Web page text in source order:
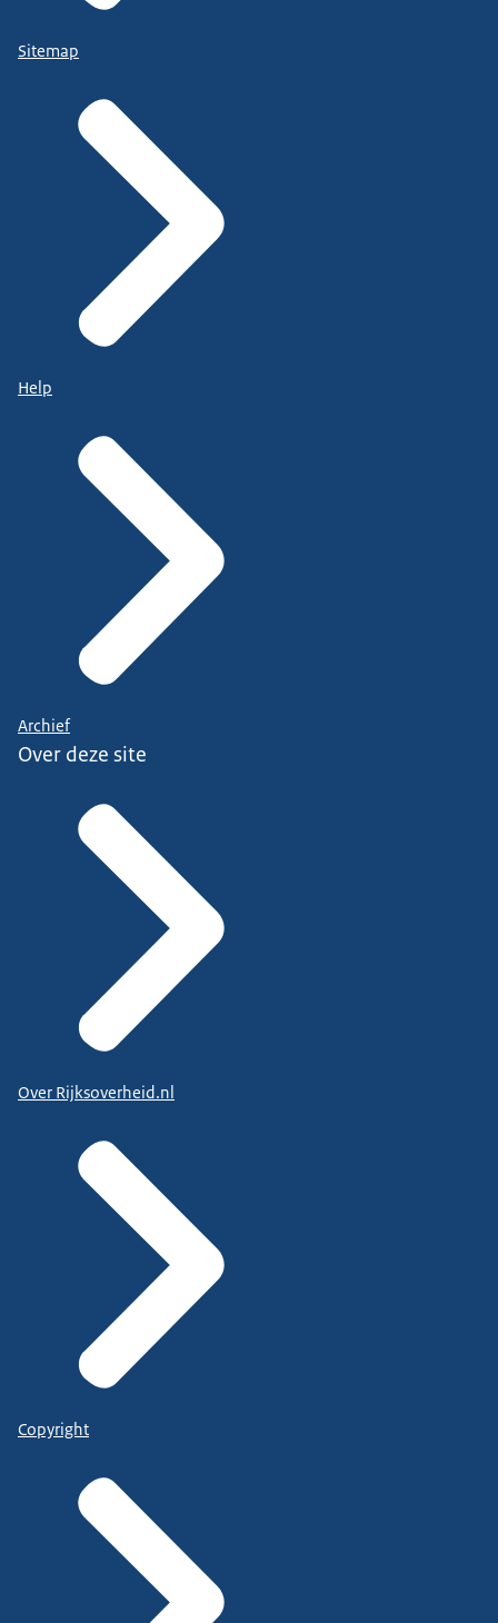
Sitemap
Help
Archief
Over deze site
Over Rijksoverheid.nl
Copyright